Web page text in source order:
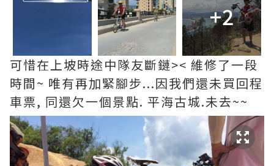
+2
可惜在上坡時途中隊友斷鏈>< 維修了一段
時間~ 唯有再加緊腳步...因我們還未買回程
車票, 同還欠一個景點. 平海古城.未去~~